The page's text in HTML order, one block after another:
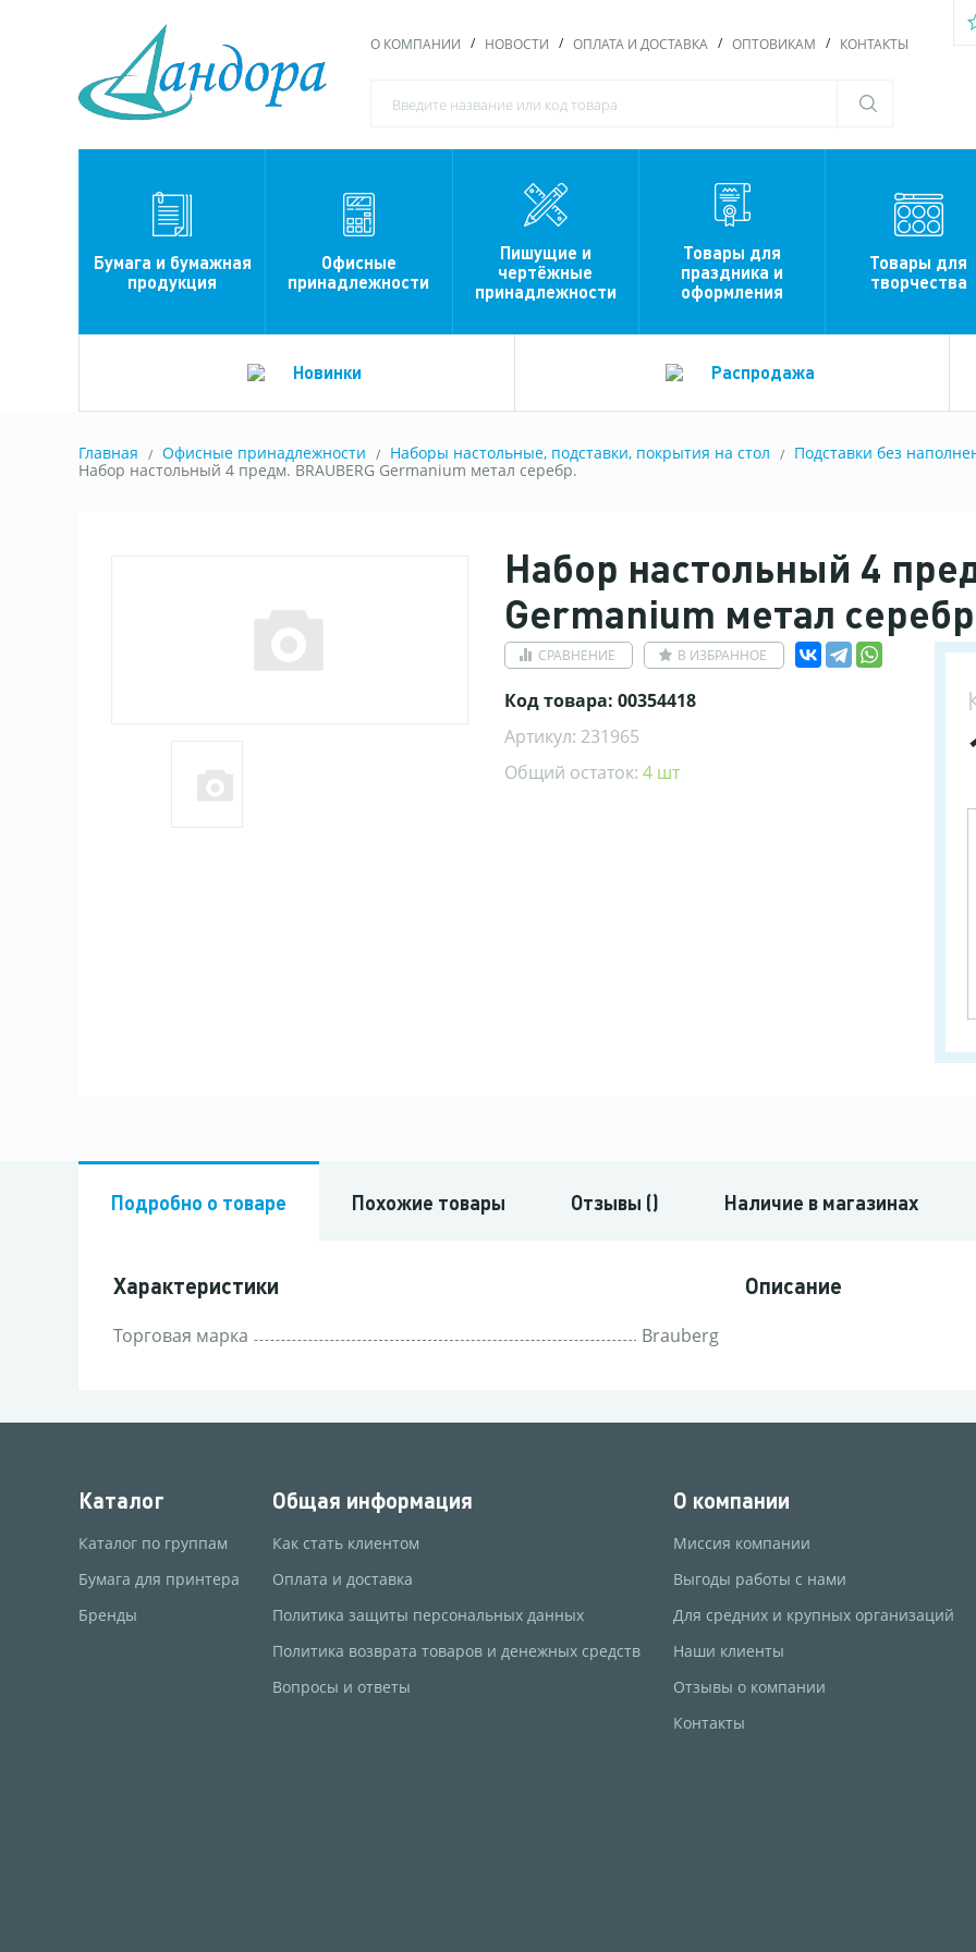
О КОМПАНИИ НОВОСТИ ОПЛАТА И ДОСТАВКА ОПТОВИКАМ КОНТАКТЫ
Бумага и бумажная
продукция
Офисные
принадлежности
Пишущие и
чертёжные
принадлежности
Товары для
праздника и
оформления
Товары для
творчества
Новинки Распродажа
Главная Офисные принадлежности Наборы настольные, подставки, покрытия на стол
Подставки без
Набор настольный 4 предм. BRAUBERG Germanium метал серебр.
Набор настольный 4
Germanium метал
СРАВНЕНИЕ В ИЗБРАННОЕ
Код товара: 00354418
Артикул: 231965
Общий остаток:4 шт
Подробно о товаре Похожие товары Отзывы () Наличие в магазинах
Характеристики
Торговая марка Brauberg
Описание
Каталог
Каталог по группам
Бумага для принтера
Бренды
Общая информация
Как стать клиентом
Оплата и доставка
Политика защиты персональных данных
Политика возврата товаров и денежных средств
Вопросы и ответы
О компании
Миссия компании
Выгоды работы с нами
Для средних и крупных организаций
Наши клиенты
Отзывы о компании
Контакты